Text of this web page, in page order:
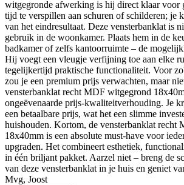
witgegronde afwerking is hij direct klaar voor
tijd te verspillen aan schuren of schilderen; je
van het eindresultaat. Deze vensterbanklat is
gebruik in de woonkamer. Plaats hem in de
badkamer of zelfs kantoorruimte – de
Hij voegt een vleugje verfijning toe aan elke
tegelijkertijd praktische functionaliteit. Voor
zou je een premium prijs verwachten, maar
vensterbanklat recht MDF witgegrond
ongeëvenaarde prijs-kwaliteitverhouding. Je
een betaalbare prijs, wat het een slimme
huishouden. Kortom, de vensterbanklat recht
18x40mm is een absolute must-have voor
upgraden. Het combineert esthetiek,
in één briljant pakket. Aarzel niet – breng de
van deze vensterbanklat in je huis en geniet
Mvg, Joost